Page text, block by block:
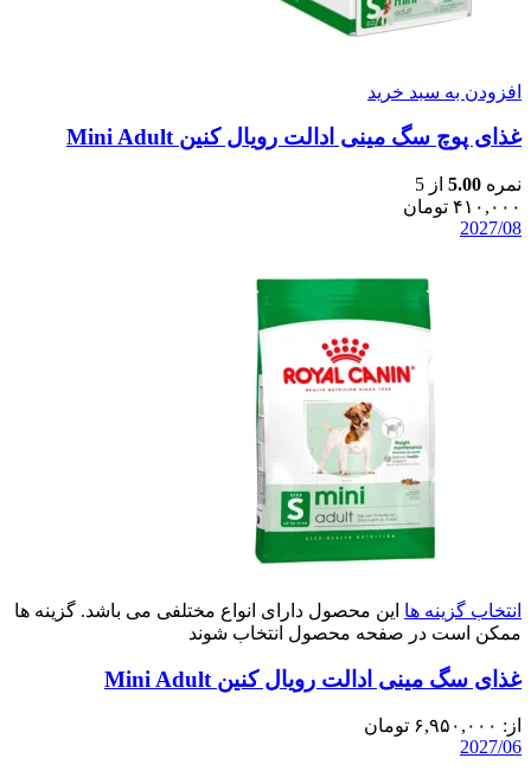
افزودن به سبد خرید
غذای پوچ سگ مینی ادالت رویال کنین Mini Adult
نمره 5.00 از 5
۴۱۰,۰۰۰ تومان
2027/08
انتخاب گزینه ها این محصول دارای انواع مختلفی می باشد. گزینه ها
ممکن است در صفحه محصول انتخاب شوند
غذای سگ مینی ادالت رویال کنین Mini Adult
از: ۶,۹۵۰,۰۰۰ تومان
2027/06